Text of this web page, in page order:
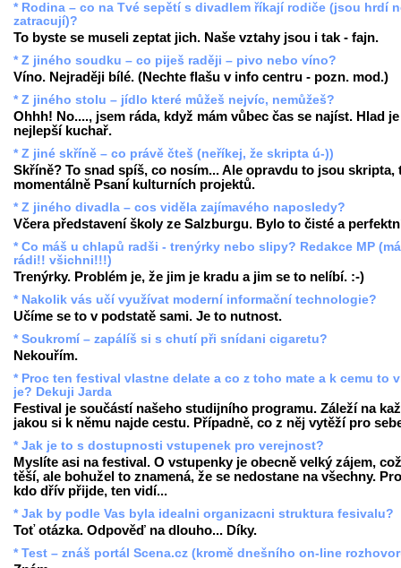
* Rodina – co na Tvé sepětí s divadlem říkají rodiče (jsou hrdí
zatracují)?
To byste se museli zeptat jich. Naše vztahy jsou i tak - fajn.
* Z jiného soudku – co piješ raději – pivo nebo víno?
Víno. Nejraději bílé. (Nechte flašu v info centru - pozn. mod.)
* Z jiného stolu – jídlo které můžeš nejvíc, nemůžeš?
Ohhh! No...., jsem ráda, když mám vůbec čas se najíst. Hlad je
nejlepší kuchař.
* Z jiné skříně – co právě čteš (neříkej, že skripta ú-))
Skříně? To snad spíš, co nosím... Ale opravdu to jsou skripta,
momentálně Psaní kulturních projektů.
* Z jiného divadla – cos viděla zajímavého naposledy?
Včera představení školy ze Salzburgu. Bylo to čisté a
* Co máš u chlapů radši - trenýrky nebo slipy? Redakce MP
rádi!! všichni!!!)
Trenýrky. Problém je, že jim je kradu a jim se to nelíbí. :-)
* Nakolik vás učí využívat moderní informační technologie?
Učíme se to v podstatě sami. Je to nutnost.
* Soukromí – zapálíš si s chutí při snídani cigaretu?
Nekouřím.
* Proc ten festival vlastne delate a co z toho mate a k cemu to
je? Dekuji Jarda
Festival je součástí našeho studijního programu. Záleží na
jakou si k němu najde cestu. Případně, co z něj vytěží pro
* Jak je to s dostupnosti vstupenek pro verejnost?
Myslíte asi na festival. O vstupenky je obecně velký zájem,
těší, ale bohužel to znamená, že se nedostane na všechny.
kdo dřív přijde, ten vidí...
* Jak by podle Vas byla idealni organizacni struktura fesivalu?
Toť otázka. Odpověď na dlouho... Díky.
* Test – znáš portál Scena.cz (kromě dnešního on-line